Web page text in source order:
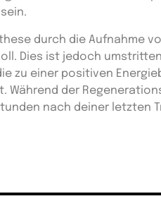
durch die Aufnahme
Dies ist jedoch
zu einer positiven
Während der
nach deiner letzten